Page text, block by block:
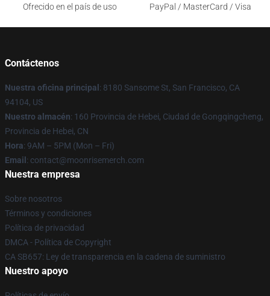
Ofrecido en el país de uso
PayPal / MasterCard / Visa
Contáctenos
Nuestra oficina principal : 8180 Sansome St, San Francisco, CA
94104, US
Nuestro almacén: 160 Provincia de Hebei, Ciudad de Gongqingcheng,
Provincia de Hebei, CN
Hora: 9AM – 5PM (Mon – Fri)
Email : contact@moonrisemerch.com
Nuestra empresa
Sobre nosotros
Términos y condiciones
Política de privacidad
DMCA - Política de Copyright
CA SB657: Ley de transparencia en la cadena de suministro
Nuestro apoyo